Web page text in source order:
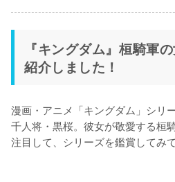
『キングダム』桓騎軍
紹介しました！
漫画・アニメ「キングダム」シリ
千人将・黒桜。彼女が敬愛する桓
注目して、シリーズを鑑賞してみ